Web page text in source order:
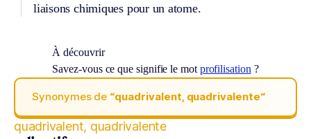
liaisons chimiques pour un atome.
À découvrir
Savez-vous ce que signifie le mot profilisation ?
Synonymes de “quadrivalent, quadrivalente“
quadrivalent, quadrivalente